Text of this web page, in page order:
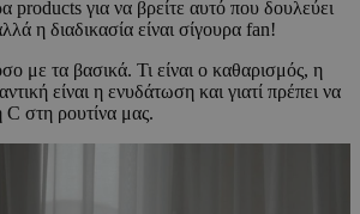
products για να βρείτε αυτό που δουλεύει
η διαδικασία είναι σίγουρα fan!
με τα βασικά. Τι είναι ο καθαρισμός, η
είναι η ενυδάτωση και γιατί πρέπει να
C στη ρουτίνα μας.